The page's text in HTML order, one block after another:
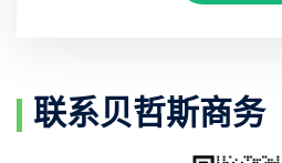
联系贝哲斯商务